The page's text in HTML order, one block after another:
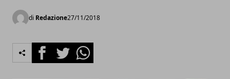
di Redazione27/11/2018
FacebookTwitterWhatsapp